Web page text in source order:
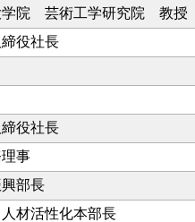
院 芸術工学研究院 教授
役社長
役社長
事
部長
材活性化本部長